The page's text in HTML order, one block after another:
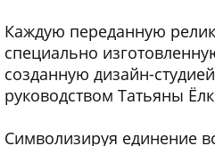
Каждую переданную
специально
созданную дизайн-
руководством Татьяны
Символизируя единение